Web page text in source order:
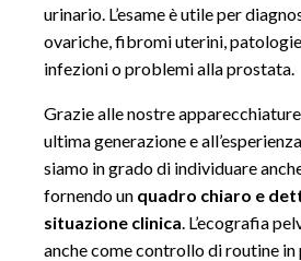
urinario. L’esame è utile per
ovariche, fibromi uterini,
infezioni o problemi alla prostata.
Grazie alle nostre
ultima generazione e
siamo in grado di individuare
fornendo un quadro chiaro e
situazione clinica. L’ecografia
anche come controllo di routine in